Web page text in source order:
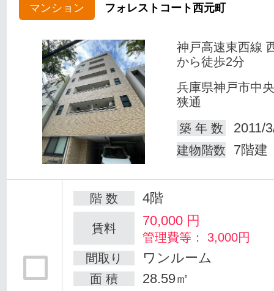
マンション フォレストコート西元町
神戸高速東西線
から徒歩2分
兵庫県神戸市中
狭通
築 年 数
2011/
建物階数 7階建
階 数 4階
賃料 70,000 円
管理費等： 3,000円
間取り
ワンルーム
面 積 28.59㎡